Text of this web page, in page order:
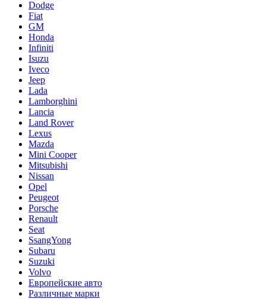
Dodge
Fiat
GM
Honda
Infiniti
Isuzu
Iveco
Jeep
Lada
Lamborghini
Lancia
Land Rover
Lexus
Mazda
Mini Cooper
Mitsubishi
Nissan
Opel
Peugeot
Porsche
Renault
Seat
SsangYong
Subaru
Suzuki
Volvo
Европейские авто
Различные марки